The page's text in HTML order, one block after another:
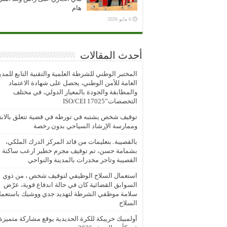
هام
6 مايو 2026
أحدث المقالات
المختبر الوطني للشرطة العلمية والتقنية التابع
العامة للأمن الوطني، يحصل على شهادة الاعتماد
والمطابقة والجودة بالمعيار الدولي، في مختلف
التخصصات”ISO/CEI 17025
توقيف شخص يشتبه في تورطه في قضية تتعلق
وممارسة الإرشاد السياحي بدون رخصة
بالقصيبة..بتعليمات من قائد المركز الدرك الملكي،
بشمامة حسن، تم توقيف مجرم خطير ارعب ساكنة
القصيبة وتاجر مخدرات بالمدينة والنواحي
استعمال السلاح الوظيفي لتوقيف شخص ، من ذوي
السوابق القضائية كان في حالة اندفاع قوية، عرّض
سلامة موظفي الشرطة لتهديد جدي ووشيك
السلاح
أولمبيك خريبكة للكرة الحديدية يوقع مشاركة متميزة